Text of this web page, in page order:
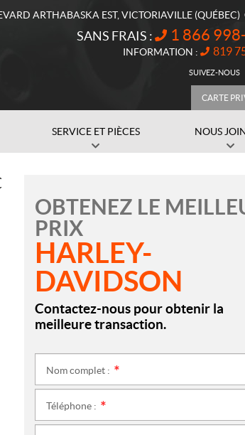
ARTHABASKA EST, VICTORIAVILLE (QUÉBEC)
SANS FRAIS : 1 866
INFORMATION : 819
SUIVEZ-NOUS
CARTE
SERVICE ET PIÈCES NOUS
OBTENEZ LE
PRIX
HARLEY-
DAVIDSON
Contactez-nous pour obtenir la
meilleure transaction.
Nom complet :
Téléphone :